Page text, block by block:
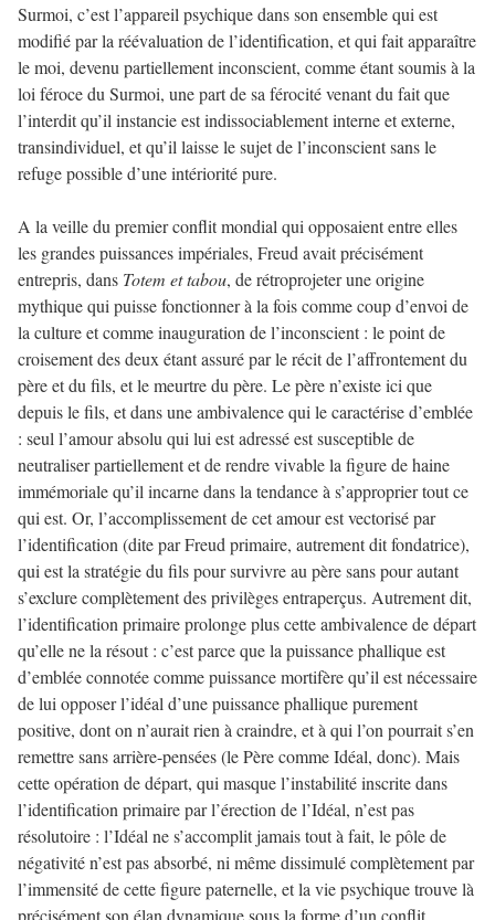
Surmoi, c’est l’appareil psychique dans son ensemble qui est
modifié par la réévaluation de l’identification, et qui fait apparaître
le moi, devenu partiellement inconscient, comme étant soumis à la
loi féroce du Surmoi, une part de sa férocité venant du fait que
l’interdit qu’il instancie est indissociablement interne et externe,
transindividuel, et qu’il laisse le sujet de l’inconscient sans le
refuge possible d’une intériorité pure.
A la veille du premier conflit mondial qui opposaient entre elles
les grandes puissances impériales, Freud avait précisément
entrepris, dans Totem et tabou, de rétroprojeter une origine
mythique qui puisse fonctionner à la fois comme coup d’envoi de
la culture et comme inauguration de l’inconscient : le point de
croisement des deux étant assuré par le récit de l’affrontement du
père et du fils, et le meurtre du père. Le père n’existe ici que
depuis le fils, et dans une ambivalence qui le caractérise d’emblée
: seul l’amour absolu qui lui est adressé est susceptible de
neutraliser partiellement et de rendre vivable la figure de haine
immémoriale qu’il incarne dans la tendance à s’approprier tout ce
qui est. Or, l’accomplissement de cet amour est vectorisé par
l’identification (dite par Freud primaire, autrement dit fondatrice),
qui est la stratégie du fils pour survivre au père sans pour autant
s’exclure complètement des privilèges entraperçus. Autrement dit,
l’identification primaire prolonge plus cette ambivalence de départ
qu’elle ne la résout : c’est parce que la puissance phallique est
d’emblée connotée comme puissance mortifère qu’il est nécessaire
de lui opposer l’idéal d’une puissance phallique purement
positive, dont on n’aurait rien à craindre, et à qui l’on pourrait s’en
remettre sans arrière-pensées (le Père comme Idéal, donc). Mais
cette opération de départ, qui masque l’instabilité inscrite dans
l’identification primaire par l’érection de l’Idéal, n’est pas
résolutoire : l’Idéal ne s’accomplit jamais tout à fait, le pôle de
négativité n’est pas absorbé, ni même dissimulé complètement par
l’immensité de cette figure paternelle, et la vie psychique trouve là
précisément son élan dynamique sous la forme d’un conflit